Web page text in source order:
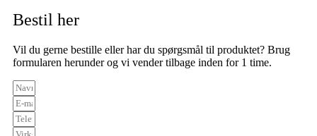
Bestil her
Vil du gerne bestille eller har du spørgsmål til produktet? Brug
formularen herunder og vi vender tilbage inden for 1 time.